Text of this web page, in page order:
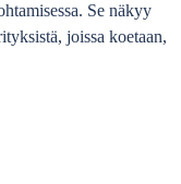
Se näkyy
joissa koetaan,